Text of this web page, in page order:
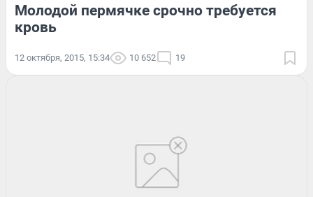
Молодой пермячке срочно требуется
кровь
12 октября, 2015, 15:34 10 652 19